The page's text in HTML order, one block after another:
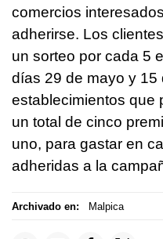
comercios
adherirse. Los
un sorteo por cada 5
días 29 de mayo y 15
establecimientos que
un total de cinco
uno, para gastar en
adheridas a la
Archivado en: Malpica